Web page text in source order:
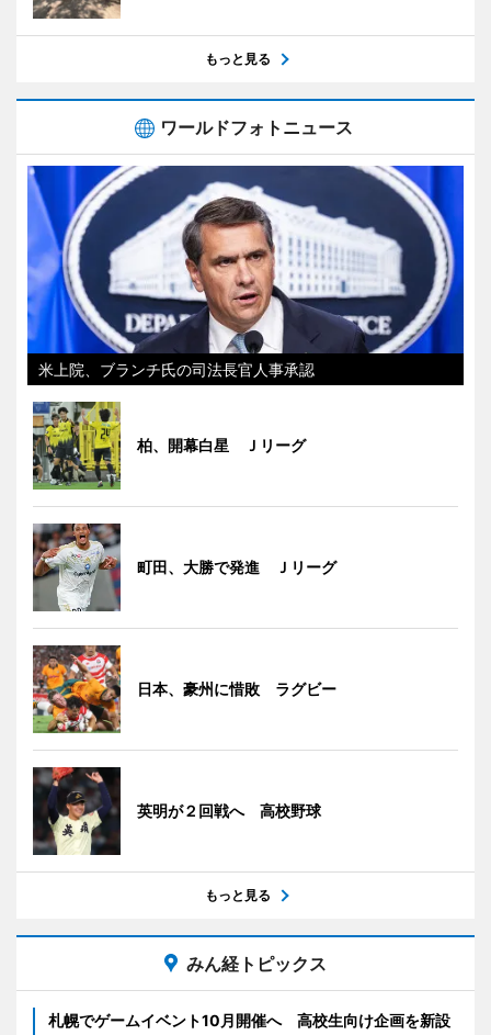
もっと見る
ワールドフォトニュース
米上院、ブランチ氏の司法長官人事承認
柏、開幕白星 Ｊリーグ
町田、大勝で発進 Ｊリーグ
日本、豪州に惜敗 ラグビー
英明が２回戦へ 高校野球
もっと見る
みん経トピックス
札幌でゲームイベント10月開催へ 高校生向け企画を新設